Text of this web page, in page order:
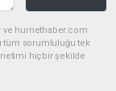
ve hurnethaber.com
tüm sorumluluğu tek
hiçbir şekilde